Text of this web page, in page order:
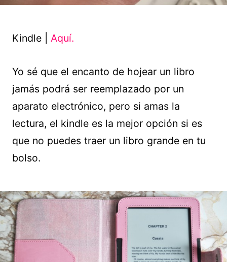
Kindle | Aquí.
Yo sé que el encanto de hojear un libro
jamás podrá ser reemplazado por un
aparato electrónico, pero si amas la
lectura, el kindle es la mejor opción si es
que no puedes traer un libro grande en tu
bolso.